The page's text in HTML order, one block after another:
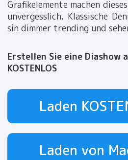
Grafikelemente machen
unvergesslich. Klassische
sin dimmer trending und
Erstellen Sie eine Diashow
KOSTENLOS
Laden
Laden von